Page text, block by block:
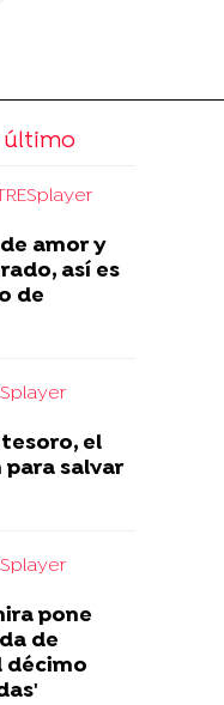
último
amor y
así es
de
el
para salvar
pone
de
décimo